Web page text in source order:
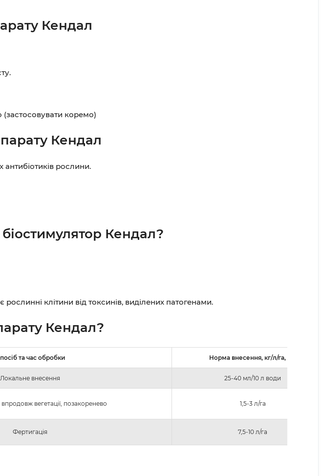
Кендал
коремо)
Кендал
антибіотиків рослини.
Кендал?
клітини від токсинів, виділених патогенами.
Кендал?
та час обробки Норма внесення, кг/л/га, т, л
Локальне внесення 25-40 мл/10 л води
впродовж вегетації, позакоренево 1,5-3 л/га
Фертигація 7,5-10 л/га